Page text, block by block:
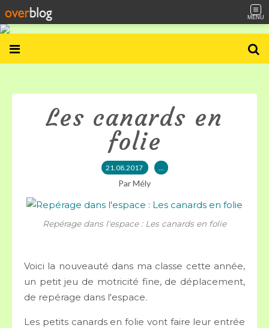
MENU
Les canards en
folie
21.08.2017 …
Par Mély
Repérage dans l'espace : Les canards en folie
Voici la nouveauté dans ma classe cette année,
un petit jeu de motricité fine, de déplacement,
de repérage dans l'espace.
Les petits canards en folie vont faire leur entrée